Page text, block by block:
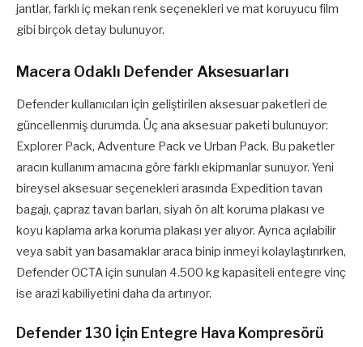
jantlar, farklı iç mekan renk seçenekleri ve mat koruyucu film
gibi birçok detay bulunuyor.
Macera Odaklı Defender Aksesuarları
Defender kullanıcıları için geliştirilen aksesuar paketleri de
güncellenmiş durumda. Üç ana aksesuar paketi bulunuyor:
Explorer Pack, Adventure Pack ve Urban Pack. Bu paketler
aracın kullanım amacına göre farklı ekipmanlar sunuyor. Yeni
bireysel aksesuar seçenekleri arasında Expedition tavan
bagajı, çapraz tavan barları, siyah ön alt koruma plakası ve
koyu kaplama arka koruma plakası yer alıyor. Ayrıca açılabilir
veya sabit yan basamaklar araca binip inmeyi kolaylaştırırken,
Defender OCTA için sunulan 4.500 kg kapasiteli entegre vinç
ise arazi kabiliyetini daha da artırıyor.
Defender 130 İçin Entegre Hava Kompresörü